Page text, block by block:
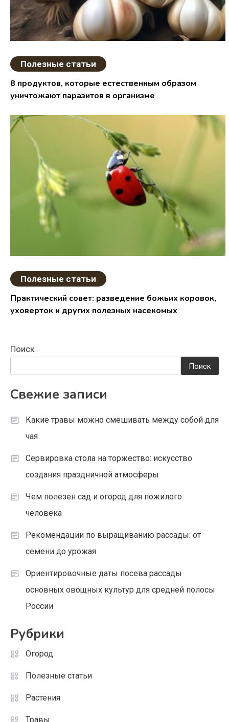
Полезные статьи
8 продуктов, которые естественным образом
уничтожают паразитов в организме
Полезные статьи
Практический совет: разведение божьих коровок,
уховерток и других полезных насекомых
Поиск
Поиск
Свежие записи
Какие травы можно смешивать между собой для
чая
Сервировка стола на торжество: искусство
создания праздничной атмосферы
Чем полезен сад и огород для пожилого
человека
Рекомендации по выращиванию рассады: от
семени до урожая
Ориентировочные даты посева рассады
основных овощных культур для средней полосы
России
Рубрики
Огород
Полезные статьи
Растения
Травы